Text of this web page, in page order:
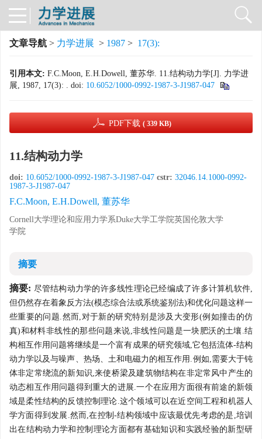
文章导航 > 力学进展 > 1987 > 17(3):
引用本文: F.C.Moon, E.H.Dowell, 董苏华. 11.结构动力学[J]. 力学进
展, 1987, 17(3): . doi: 10.6052/1000-0992-1987-3-J1987-047
PDF下载 ( 339 KB)
11.结构动力学
doi: 10.6052/1000-0992-1987-3-J1987-047 cstr: 32046.14.1000-0992-
1987-3-J1987-047
F.C.Moon, E.H.Dowell, 董苏华
Cornell大学理论和应用力学系Duke大学工学院英国伦敦大学
学院
摘要
摘要: 尽管结构动力学的许多线性理论已经编成了许多计算机软件,
但仍然存在着象反方法(模态综合法或系统鉴别法)和优化问题这样一
些重要的问题.然而,对于新的研究特别是涉及大变形(例如撞击的仿
真)和材料非线性的那些问题来说,非线性问题是一块肥沃的土壤.结
构相互作用问题将继续是一个富有成果的研究领域,它包括流体-结构
动力学以及与噪声、热场、土和电磁力的相互作用.例如,需要大于钝
体非定常绕流的新知识,来使桥梁及建筑物结构在非定常风中产生的
动态相互作用问题得到重大的进展.一个在应用方面很有前途的新领
域是柔性结构的反馈控制理论.这个领域可以在近空间工程和机器人
学方面得到发展.然而,在控制-结构领域中应该最优先考虑的是,培训
出在结构动力学和控制理论方面都有基础知识和实践经验的新型研